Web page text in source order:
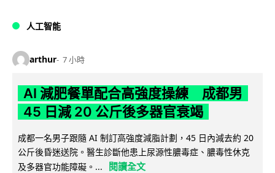
人工智能
arthur 7 小時
AI 減肥餐單配合高強度操練 成都男
45 日減 20 公斤後多器官衰竭
成都一名男子跟隨 AI 制訂高強度減脂計劃，45 日內減去約 20
公斤後昏迷送院。醫生診斷他患上尿源性膿毒症、膿毒性休克
及多器官功能障礙。...
閱讀全文